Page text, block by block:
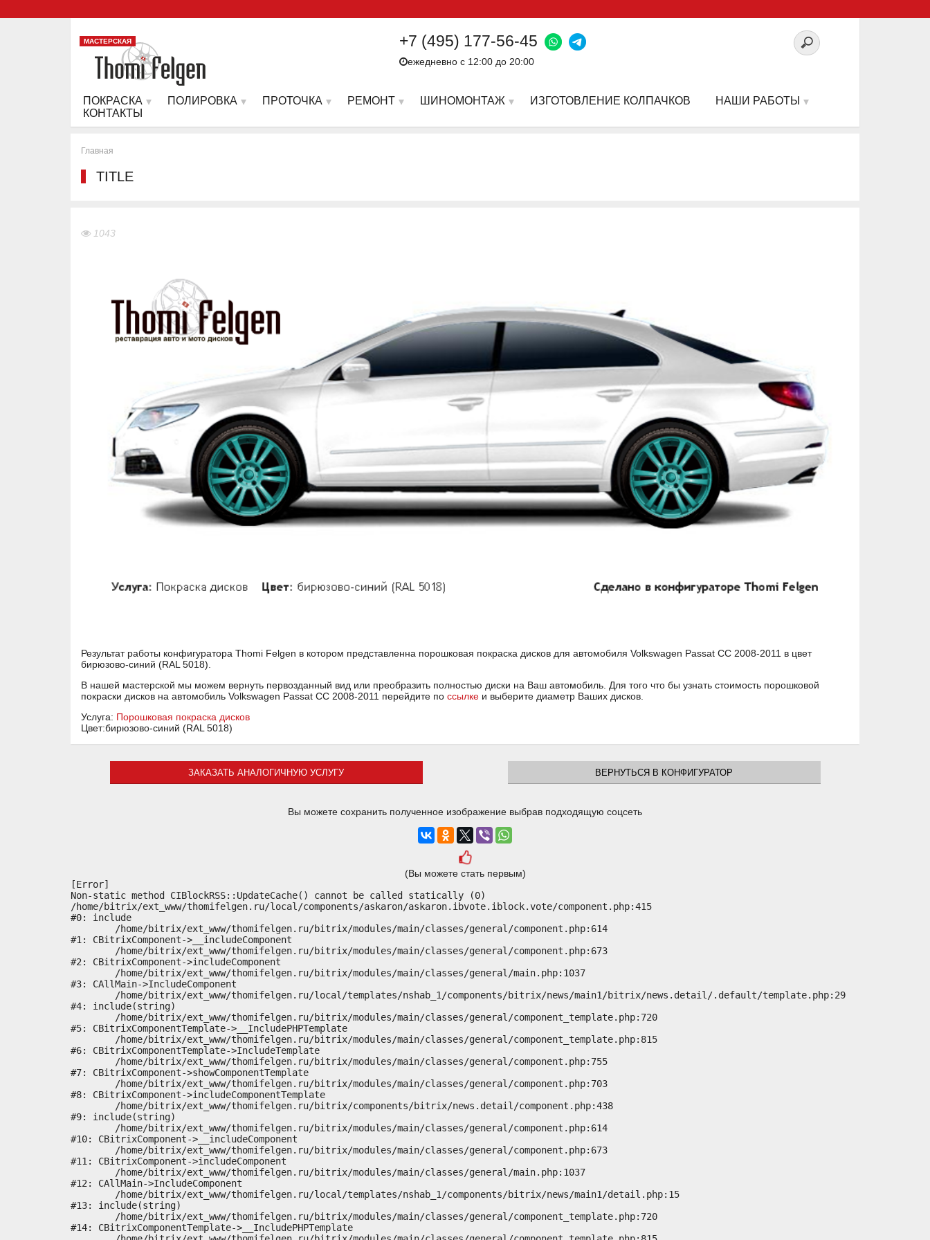
МАСТЕРСКАЯ +7 (495) 177-56-45
ежедневно с 12:00 до 20:00
ПОКРАСКА ПОЛИРОВКА ПРОТОЧКА РЕМОНТ ШИНОМОНТАЖ ИЗГОТОВЛЕНИЕ КОЛПАЧКОВ
НАШИ РАБОТЫ
КОНТАКТЫ
Главная
TITLE
1043
Результат работы конфигуратора Thomi Felgen в котором представленна порошковая покраска дисков для автомобиля Volkswagen Passat CC 2008-2011 в цвет
бирюзово-синий (RAL 5018).
В нашей мастерской мы можем вернуть первозданный вид или преобразить полностью диски на Ваш автомобиль. Для того что бы узнать стоимость порошковой
покраски дисков на автомобиль Volkswagen Passat CC 2008-2011 перейдите по ссылке и выберите диаметр Ваших дисков.
Услуга: Порошковая покраска дисков
Цвет:бирюзово-синий (RAL 5018)
ЗАКАЗАТЬ АНАЛОГИЧНУЮ УСЛУГУ ВЕРНУТЬСЯ В КОНФИГУРАТОР
Вы можете сохранить полученное изображение выбрав подходящую соцсеть
(Вы можете стать первым)
[Error]
Non-static method CIBlockRSS::UpdateCache() cannot be called statically (0)
/home/bitrix/ext_www/thomifelgen.ru/local/components/askaron/askaron.ibvote.iblock.vote/component.php:415
#0: include
#1: CBitrixComponent->__includeComponent
#2: CBitrixComponent->includeComponent
#3: CAllMain->IncludeComponent
#4: include(string)
#5: CBitrixComponentTemplate->__IncludePHPTemplate
#6: CBitrixComponentTemplate->IncludeTemplate
#7: CBitrixComponent->showComponentTemplate
#8: CBitrixComponent->includeComponentTemplate
#9: include(string)
#10: CBitrixComponent->__includeComponent
#11: CBitrixComponent->includeComponent
#12: CAllMain->IncludeComponent
#13: include(string)
#14: CBitrixComponentTemplate->__IncludePHPTemplate